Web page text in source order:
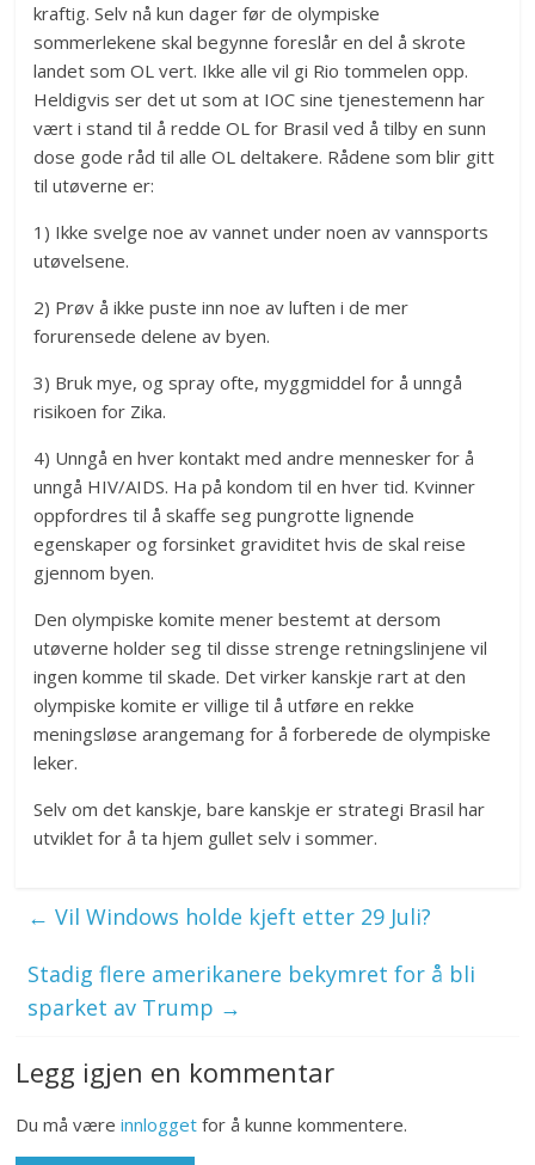
kraftig. Selv nå kun dager før de olympiske
sommerlekene skal begynne foreslår en del å skrote
landet som OL vert. Ikke alle vil gi Rio tommelen opp.
Heldigvis ser det ut som at IOC sine tjenestemenn har
vært i stand til å redde OL for Brasil ved å tilby en sunn
dose gode råd til alle OL deltakere. Rådene som blir gitt
til utøverne er:
1) Ikke svelge noe av vannet under noen av vannsports
utøvelsene.
2) Prøv å ikke puste inn noe av luften i de mer
forurensede delene av byen.
3) Bruk mye, og spray ofte, myggmiddel for å unngå
risikoen for Zika.
4) Unngå en hver kontakt med andre mennesker for å
unngå HIV/AIDS. Ha på kondom til en hver tid. Kvinner
oppfordres til å skaffe seg pungrotte lignende
egenskaper og forsinket graviditet hvis de skal reise
gjennom byen.
Den olympiske komite mener bestemt at dersom
utøverne holder seg til disse strenge retningslinjene vil
ingen komme til skade. Det virker kanskje rart at den
olympiske komite er villige til å utføre en rekke
meningsløse arangemang for å forberede de olympiske
leker.
Selv om det kanskje, bare kanskje er strategi Brasil har
utviklet for å ta hjem gullet selv i sommer.
← Vil Windows holde kjeft etter 29 Juli?
Stadig flere amerikanere bekymret for å bli
sparket av Trump →
Legg igjen en kommentar
Du må væreinnlogget for å kunne kommentere.